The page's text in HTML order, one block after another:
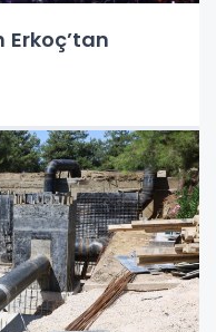
Erkoç’tan